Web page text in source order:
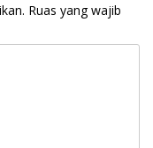
Ruas yang wajib